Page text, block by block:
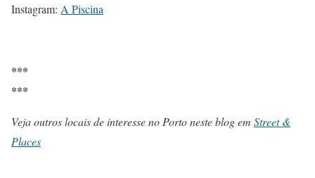
Instagram: A Piscina
***
***
Veja outros locais de interesse no Porto neste blog em Street &
Places